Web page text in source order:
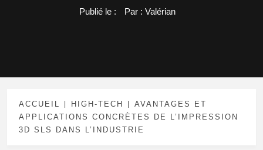
Publié le : Par : Valérian
ACCUEIL HIGH-TECH
AVANTAGES ET
APPLICATIONS CONCRÈTES DE L’IMPRESSION
3D SLS DANS L’INDUSTRIE